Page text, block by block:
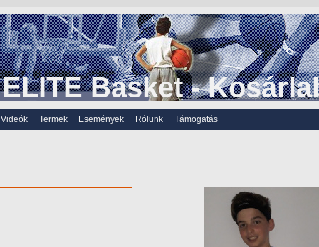
ELITE Basket -
Videók Termek Események Rólunk Támogatás